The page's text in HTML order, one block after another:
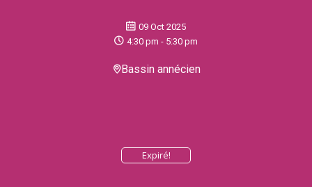
09 Oct 2025
Expiré!
4:30 pm - 5:30 pm
Bassin annécien